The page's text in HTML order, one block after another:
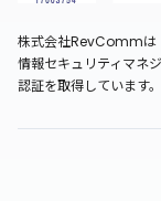
株式会社RevCommは
情報セキュリティマネ
認証を取得しています。